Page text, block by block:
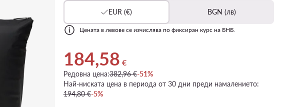
EUR (€) BGN (лв)
Цената в левове се изчислява по фиксиран курс на БНБ.
Актуална цена 184,58 €
184,58 €
Редовна цена:382,96 €-51%
Най-ниската цена в периода от 30 дни преди намалението:
194,80 €-5%